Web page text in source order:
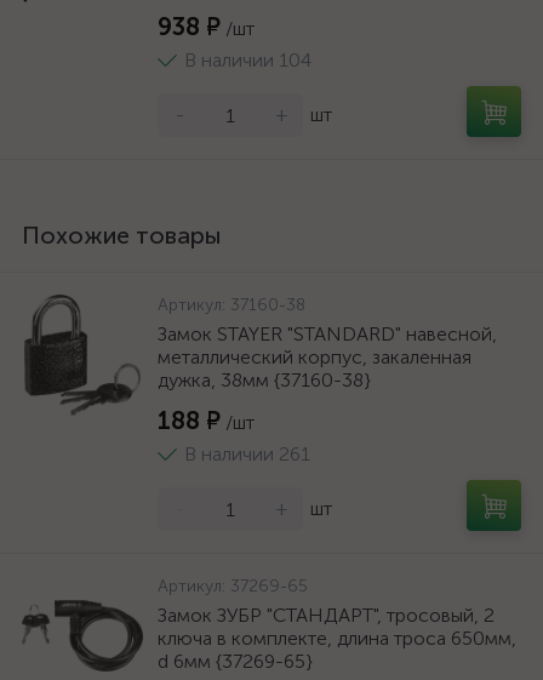
938 ₽ /шт
В наличии 104
- + шт
Похожие товары
Артикул: 37160-38
Замок STAYER "STANDARD" навесной,
металлический корпус, закаленная
дужка, 38мм {37160-38}
188 ₽ /шт
В наличии 261
+ шт
Артикул: 37269-65
Замок ЗУБР "СТАНДАРТ", тросовый, 2
ключа в комплекте, длина троса 650мм,
d 6мм {37269-65}